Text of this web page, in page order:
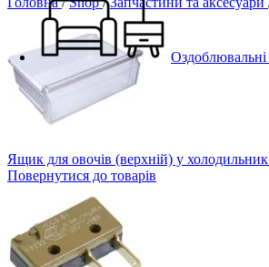
Оздоблювальні
Ящик для овочів (верхній) у
Повернутися до товарів